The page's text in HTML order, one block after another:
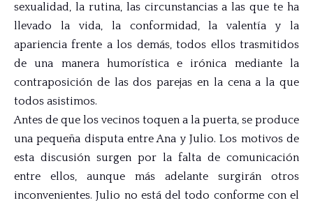
sexualidad, la rutina, las circunstancias a las que te ha
llevado la vida, la conformidad, la valentía y la
apariencia frente a los demás, todos ellos trasmitidos
de una manera humorística e irónica mediante la
contraposición de las dos parejas en la cena a la que
todos asistimos.
Antes de que los vecinos toquen a la puerta, se produce
una pequeña disputa entre Ana y Julio. Los motivos de
esta discusión surgen por la falta de comunicación
entre ellos, aunque más adelante surgirán otros
inconvenientes. Julio no está del todo conforme con el